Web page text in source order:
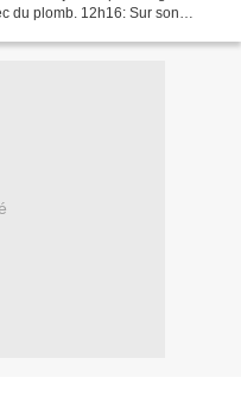
du plomb. 12h16: Sur son